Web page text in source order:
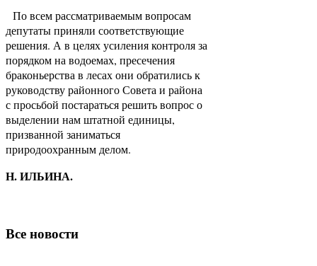
По всем рассматриваемым вопросам
депутаты приняли соответствующие
решения. А в целях усиления контроля за
порядком на водоемах, пресечения
браконьерства в лесах они обратились к
руководству районного Совета и района
с просьбой постараться решить вопрос о
выделении нам штатной единицы,
призванной заниматься
природоохранным делом.
Н. ИЛЬИНА.
Все новости